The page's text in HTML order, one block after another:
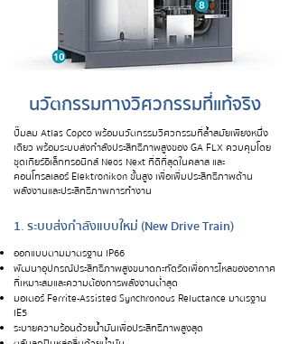
นวัตกรรมทางวิศวกรรมที่แท้จริง
ปั๊มลม Atlas Copco พร้อมนวัตกรรมวิศวกรรมที่ล้ำสมัยเพียงหนึ่ง
เดียว พร้อมระบบส่งกำลังประสิทธิภาพสูงของ GA FLX ควบคุมโดย
ชุดเกียร์อิเล็กทรอนิกส์ Neos Next ที่ดีที่สุดในคลาส และ
คอนโทรลเลอร์ Elektronikon ขั้นสูง เพื่อเพิ่มประสิทธิภาพด้าน
พลังงานและประสิทธิภาพการทำงาน
1. ระบบส่งกำลังแบบใหม่ (New Drive Train)
ออกแบบตามมาตรฐาน IP66
พัฒนาอุปกรณ์ประสิทธิภาพสูงขนาดกะทัดรัดเพื่อการไหลของอากาศ
ที่เหมาะสมและความต้องการพลังงานต่ำสุด
มอเตอร์ Ferrite-Assisted Synchronous Reluctance มาตรฐาน
IE5
ระบายความร้อนด้วยน้ำมันเพื่อประสิทธิภาพสูงสุด